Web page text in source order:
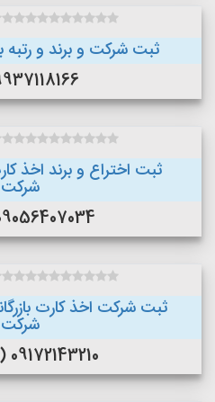
ثبت شرکت و برند و رتبه
09937118166
ثبت اختراع و برند اخذ
09056407034
ثبت شرکت اخذ کارت
09172143210 (بندر عباس)